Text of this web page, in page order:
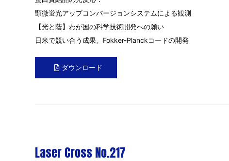
顕微蛍光アップコンバージョンシステムによる観測
【光と蔭】わが国の科学技術開発への願い
日米で競い合う成果、Fokker-Planckコードの開発
ダウンロード
Laser Cross No.217